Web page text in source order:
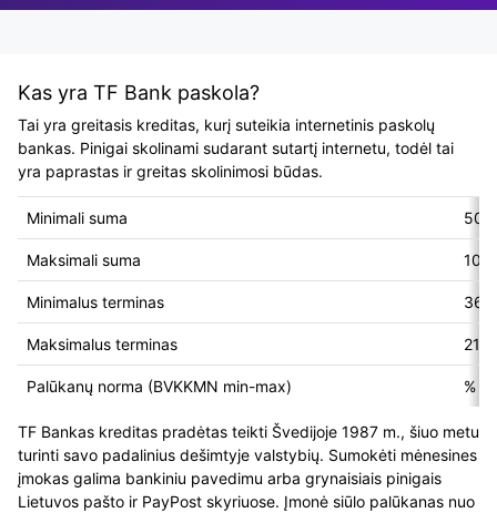
Kas yra TF Bank paskola?
Tai yra greitasis kreditas, kurį suteikia internetinis paskolų
bankas. Pinigai skolinami sudarant sutartį internetu, todėl tai
yra paprastas ir greitas skolinimosi būdas.
Minimali suma
Maksimali suma
Minimalus terminas 365
Maksimalus terminas
Palūkanų norma (BVKKMN min-max) % -
TF Bankas kreditas pradėtas teikti Švedijoje 1987 m., šiuo metu
turinti savo padalinius dešimtyje valstybių. Sumokėti mėnesines
įmokas galima bankiniu pavedimu arba grynaisiais pinigais
Lietuvos pašto ir PayPost skyriuose. Įmonė siūlo palūkanas nuo